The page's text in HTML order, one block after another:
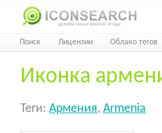
Поиск Лицензии Облако тегов
Иконка
Теги: Армения, Armenia